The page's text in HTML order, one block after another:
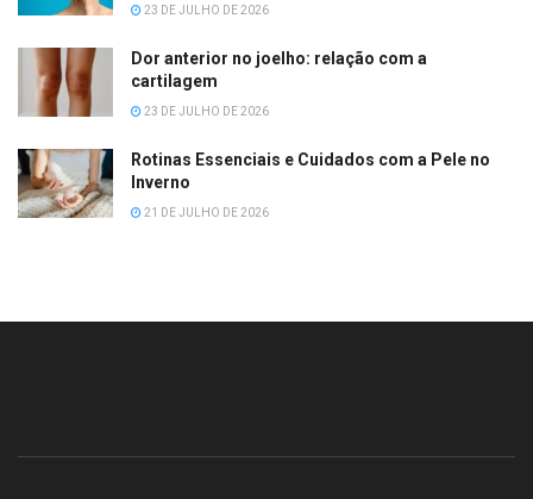
23 DE JULHO DE 2026
Dor anterior no joelho: relação com a
cartilagem
23 DE JULHO DE 2026
Rotinas Essenciais e Cuidados com a Pele no
Inverno
21 DE JULHO DE 2026